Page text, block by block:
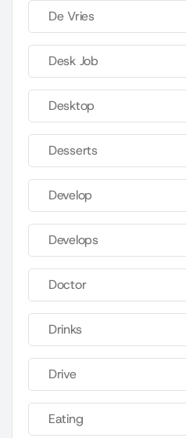
De Vries
Desk Job
Desktop
Desserts
Develop
Develops
Doctor
Drinks
Drive
Eating